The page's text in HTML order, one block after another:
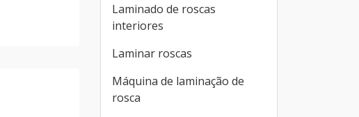
Laminado de roscas
interiores
Laminar roscas
Máquina de laminação de
rosca